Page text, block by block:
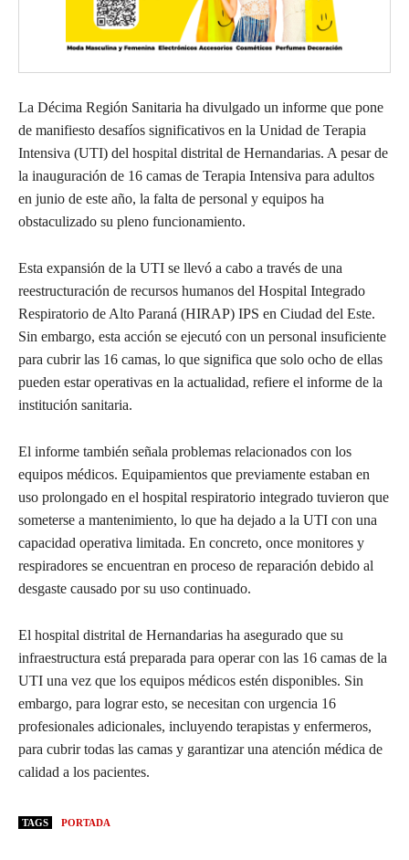
La Décima Región Sanitaria ha divulgado un informe que pone
de manifiesto desafíos significativos en la Unidad de Terapia
Intensiva (UTI) del hospital distrital de Hernandarias. A pesar de
la inauguración de 16 camas de Terapia Intensiva para adultos
en junio de este año, la falta de personal y equipos ha
obstaculizado su pleno funcionamiento.
Esta expansión de la UTI se llevó a cabo a través de una
reestructuración de recursos humanos del Hospital Integrado
Respiratorio de Alto Paraná (HIRAP) IPS en Ciudad del Este.
Sin embargo, esta acción se ejecutó con un personal insuficiente
para cubrir las 16 camas, lo que significa que solo ocho de ellas
pueden estar operativas en la actualidad, refiere el informe de la
institución sanitaria.
El informe también señala problemas relacionados con los
equipos médicos. Equipamientos que previamente estaban en
uso prolongado en el hospital respiratorio integrado tuvieron que
someterse a mantenimiento, lo que ha dejado a la UTI con una
capacidad operativa limitada. En concreto, once monitores y
respiradores se encuentran en proceso de reparación debido al
desgaste causado por su uso continuado.
El hospital distrital de Hernandarias ha asegurado que su
infraestructura está preparada para operar con las 16 camas de la
UTI una vez que los equipos médicos estén disponibles. Sin
embargo, para lograr esto, se necesitan con urgencia 16
profesionales adicionales, incluyendo terapistas y enfermeros,
para cubrir todas las camas y garantizar una atención médica de
calidad a los pacientes.
TAGS PORTADA